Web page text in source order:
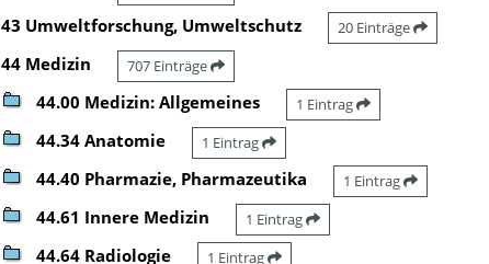
43 Umweltforschung, Umweltschutz 20 Einträge
44 Medizin 707 Einträge
44.00 Medizin: Allgemeines 1 Eintrag
44.34 Anatomie 1 Eintrag
44.40 Pharmazie, Pharmazeutika 1 Eintrag
44.61 Innere Medizin 1 Eintrag
44.64 Radiologie 1 Eintrag